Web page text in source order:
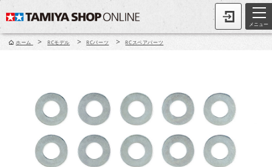
メニュー
ホーム > RCモデル > RCパーツ > RCスペアパーツ